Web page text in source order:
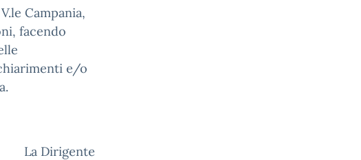
Campania,
facendo
e/o